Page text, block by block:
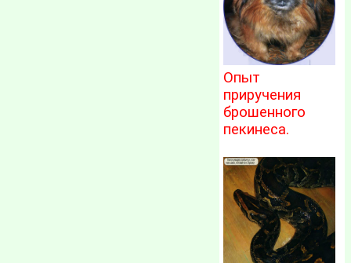
Опыт
приручения
брошенного
пекинеса.